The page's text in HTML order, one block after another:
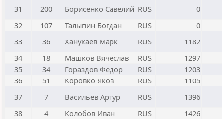
31 200 Борисенко Савелий RUS
0
32
107 Талыпин Богдан RUS
0
33
36 Ханукаев Марк RUS
1182
34
18 Машков Вячеслав RUS
1297
35
34 Гораздов Федор RUS
1203
36
51 Коровко Яков RUS
1105
37
7 Васильев Артур RUS
1396
38
4 Колобов Иван RUS
1426